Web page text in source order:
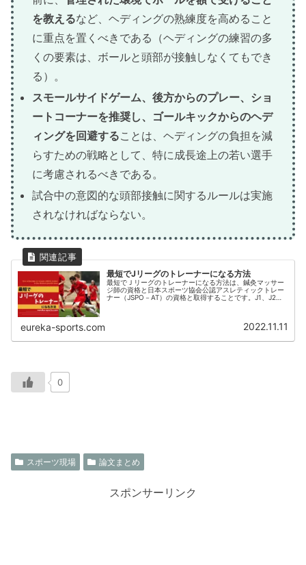
を教えるなど、ヘディングの熟練度を高めること
に重点を置くべきである（ヘディングの練習の多
くの要素は、ボールと頭部が接触しなくてもでき
る）。
スモールサイドゲーム、後方からのプレー、ショ
ートコーナーを推奨し、ゴールキックからのヘデ
ィングを回避することは、ヘディングの負担を減
らすための戦略として、特に成長途上の若い選手
に考慮されるべきである。
試合中の意図的な頭部接触に関するルールは実施
されなければならない。
最短でJリーグのトレーナーになる方法
最短でＪリーグのトレーナーになる方法は、鍼灸マッサー
ジ師の資格と日本スポーツ協会公認アスレティックトレー
ナー（JSPO－AT）の資格と取得することです。J1、J2の
eureka-sports.com 2022.11.11
0
スポーツ現場 論文まとめ
スポンサーリンク